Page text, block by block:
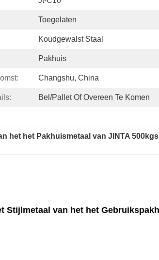
Toegelaten
Koudgewalst Staal
Pakhuis
Changshu, China
Bel/pallet Of Overeen Te Komen
het het Pakhuismetaal van JINTA 500kgs
Stijlmetaal van het het